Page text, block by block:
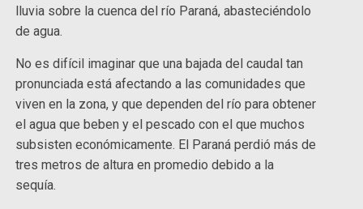
lluvia sobre la cuenca del río Paraná, abasteciéndolo
de agua.
No es difícil imaginar que una bajada del caudal tan
pronunciada está afectando a las comunidades que
viven en la zona, y que dependen del río para obtener
el agua que beben y el pescado con el que muchos
subsisten económicamente. El Paraná perdió más de
tres metros de altura en promedio debido a la
sequía.